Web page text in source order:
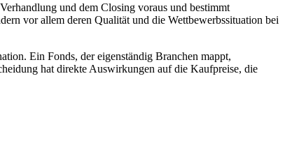
und dem Closing voraus und bestimmt
vor allem deren Qualität und die Wettbewerbssituation bei
Ein Fonds, der eigenständig Branchen mappt,
hat direkte Auswirkungen auf die Kaufpreise, die